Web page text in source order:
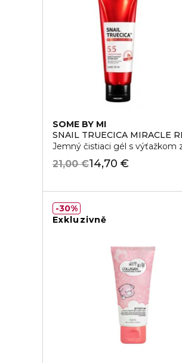
SOME BY MI
SNAIL TRUECICA MIRACLE
Jemný čistiaci gél s výťažkom
14,70 €
21,00 €
Exkluzivně
30%